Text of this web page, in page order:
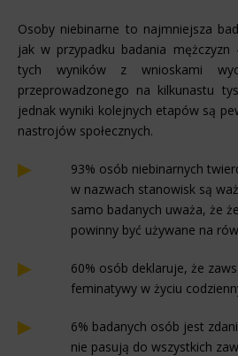
Osoby niebinarne to najmniejsza
jak w przypadku badania
tych wyników z wnioskami
przeprowadzonego na kilkunastu
jednak wyniki kolejnych etapów są
nastrojów społecznych.
93% osób niebinarnych
w nazwach stanowisk są
samo badanych uważa, że
powinny być używane na
60% osób deklaruje, że
feminatywy w życiu
6% badanych osób jest
nie pasują do wszystkich